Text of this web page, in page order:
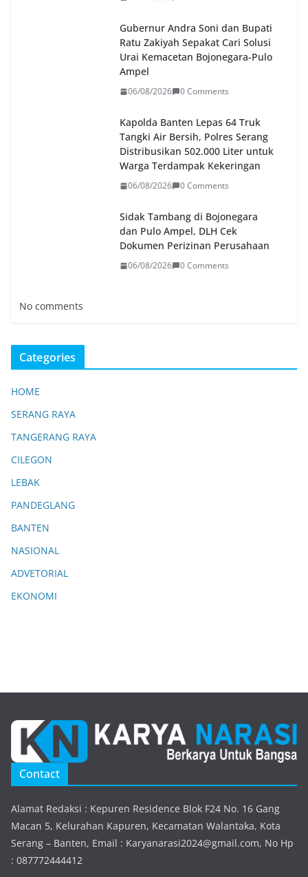
Gubernur Andra Soni dan Bupati
Ratu Zakiyah Sepakat Cari Solusi
Urai Kemacetan Bojonegara-Pulo
Ampel
06/08/2026 0 Comments
Kapolda Banten Lepas 64 Truk
Tangki Air Bersih, Polres Serang
Distribusikan 502.000 Liter untuk
Warga Terdampak Kekeringan
06/08/2026 0 Comments
Sidak Tambang di Bojonegara
dan Pulo Ampel, DLH Cek
Dokumen Perizinan Perusahaan
06/08/2026 0 Comments
No comments
Categories
HOME
SERANG RAYA
TANGERANG RAYA
CILEGON
LEBAK
PANDEGLANG
BANTEN
NASIONAL
ADVETORIAL
EKONOMI
Contact
Alamat Redaksi : Kepuren Residence Blok F24 No. 16 Gang
Macan 5, Kelurahan Kapuren, Kecamatan Walantaka, Kota
Serang – Banten, Email : Karyanarasi2024@gmail.com, No Hp
: 087772444412